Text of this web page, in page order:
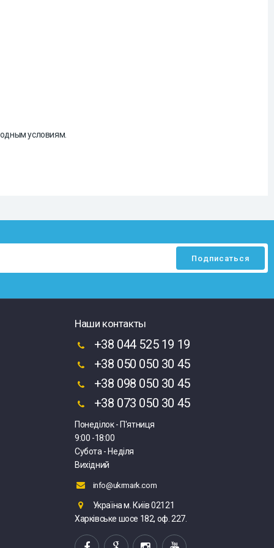
условиям.
Наши контакты
+38 044 525 19 19
+38 050 050 30 45
+38 098 050 30 45
+38 073 050 30 45
Понеділок - П'ятниця
9:00 -18:00
Субота - Неділя
Вихідний
info@ukrmark.com
Україна м. Київ 02121
Харківське шосе 182, оф. 227.